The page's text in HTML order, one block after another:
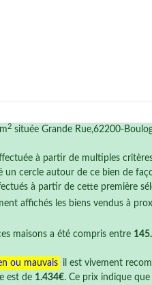
2 située Grande Rue,62200-
à partir de multiples
un cercle autour de ce bien de
à partir de cette première
affichés les biens vendus à
maisons a été compris entre
ou mauvais il est vivement
est de 1.434€. Ce prix indique